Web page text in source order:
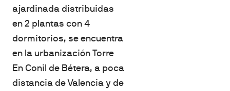
ajardinada distribuidas
en 2 plantas con 4
dormitorios, se encuentra
en la urbanización Torre
En Conil de Bétera, a poca
distancia de Valencia y de